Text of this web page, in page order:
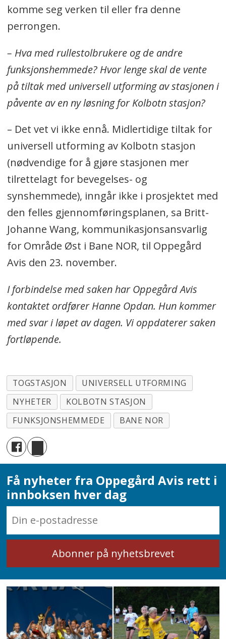
komme seg verken til eller fra denne
perrongen.
– Hva med rullestolbrukere og de andre
funksjonshemmede? Hvor lenge skal de vente
på tiltak med universell utforming av stasjonen i
påvente av en ny løsning for Kolbotn stasjon?
– Det vet vi ikke ennå. Midlertidige tiltak for
universell utforming av Kolbotn stasjon
(nødvendige for å gjøre stasjonen mer
tilrettelagt for bevegelses- og
synshemmede), inngår ikke i prosjektet med
den felles gjennomføringsplanen, sa Britt-
Johanne Wang, kommunikasjonsansvarlig
for Område Øst i Bane NOR, til Oppegård
Avis den 23. november.
I forbindelse med saken har Oppegård Avis
kontaktet ordfører Hanne Opdan. Hun kommer
med svar i løpet av dagen. Vi oppdaterer saken
fortløpende.
TOGSTASJON
UNIVERSELL UTFORMING
NYHETER
KOLBOTN STASJON
FUNKSJONSHEMMEDE
BANE NOR
Få nyheter fra Oppegård Avis rett i
innboksen hver dag